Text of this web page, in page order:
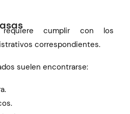
requiere cumplir con los
correspondientes.
suelen encontrarse: